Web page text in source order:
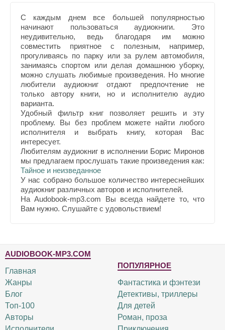
С каждым днем все большей популярностью
начинают пользоваться аудиокниги. Это
неудивительно, ведь благодаря им можно
совместить приятное с полезным, например,
прогуливаясь по парку или за рулем автомобиля,
занимаясь спортом или делая домашнюю уборку,
можно слушать любимые произведения. Но многие
любители аудиокниг отдают предпочтение не
только автору книги, но и исполнителю аудио
варианта.
Удобный фильтр книг позволяет решить и эту
проблему. Вы без проблем можете найти любого
исполнителя и выбрать книгу, которая Вас
интересует.
Любителям аудиокниг в исполнении Борис Миронов
мы предлагаем прослушать такие произведения как:
Тайное и неизведанное
У нас собрано большое количество интереснейших
аудиокниг различных авторов и исполнителей.
На Audobook-mp3.com Вы всегда найдете то, что
Вам нужно. Слушайте с удовольствием!
AUDIOBOOK-MP3.COM
Главная
Жанры
Блог
Топ-100
Авторы
ПОПУЛЯРНОЕ
Фантастика и фэнтези
Детективы, триллеры
Для детей
Роман, проза